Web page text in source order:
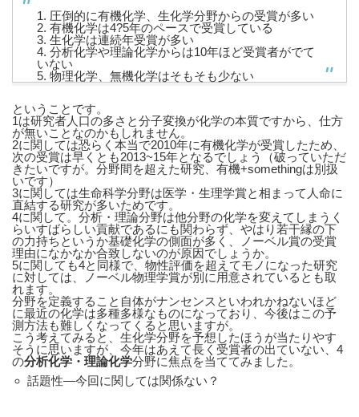
1. 圧倒的に有機化学、生化学分野からの受賞が多い
2. 有機化学は4?5年のペースで受賞している
3. 生化学は連続年受賞が多い
4. 分析化学や理論化学からは10年ほど受賞者がでて
いない
5. 物理化学、無機化学はそもそも少ない
ということです。
1は研究者人口の多さと分子変換が化学の本質ですから、仕方
が無いことなのかもしれません。
2に関しては恐らく本当で2010年に有機化学が受賞したため、
次の受賞は早くとも2013~15年となるでしょう（破っていただ
きたいですが。分野間を超えた研究、有機+somethingは別扱
いです）
3に関しては生命科学分野は医学・生理学賞と相まって人命に
直結する研究が多いためです。
4に関して。分析・理論分野は他分野の化学を変えてしまうく
らいすばらしい貢献であるにも関わらず、やはり若干縁の下
の力持ちというか基礎化学の側面が多く、ノーベル賞の受賞
理由になかなか合致しないのが原因でしょうか。
5に関しても4と同様で、物性評価を超えてモノになった研究
に対しては、ノーベル物理学賞が別に用意されているとも取
れます。
分野を定義すること自体がナンセンスといわれかねないほど
に最近の化学は多種多様なものになっており、今後はこの予
測方法も難しくなってくると思いますが。
こう考えてみると、生化学分野を予想したほうが当たりやす
そうに思いますが、今年はあえて長く受賞者の出ていない、4
の分析化学・理論化学分野に焦点を当ててみました。
話題性―今回に関しては関係ない？